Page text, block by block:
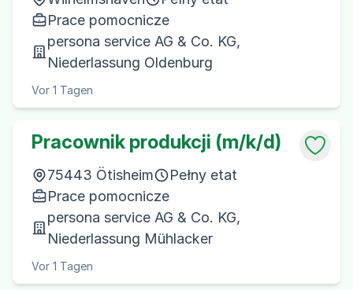
Prace pomocnicze
persona service AG & Co. KG,
Niederlassung Oldenburg
Vor 1 Tagen
Pracownik produkcji (m/k/d)
75443 Ötisheim
Pełny etat
Prace pomocnicze
persona service AG & Co. KG,
Niederlassung Mühlacker
Vor 1 Tagen